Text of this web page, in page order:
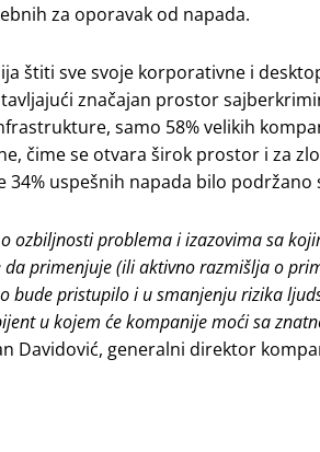
za oporavak od napada.
štiti sve svoje korporativne i
značajan prostor
samo 58% velikih
čime se otvara širok prostor i za
34% uspešnih napada bilo
ozbiljnosti problema i izazovima sa
primenjuje (ili aktivno razmišlja o
bude pristupilo i u smanjenju rizika
u kojem će kompanije moći sa
Davidović, generalni direktor